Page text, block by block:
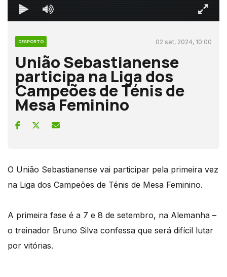
DESPORTO 02 set, 2024, 10:00
União Sebastianense
participa na Liga dos
Campeões de Ténis de
Mesa Feminino
O União Sebastianense vai participar pela primeira vez
na Liga dos Campeões de Ténis de Mesa Feminino.
A primeira fase é a 7 e 8 de setembro, na Alemanha –
o treinador Bruno Silva confessa que será difícil lutar
por vitórias.